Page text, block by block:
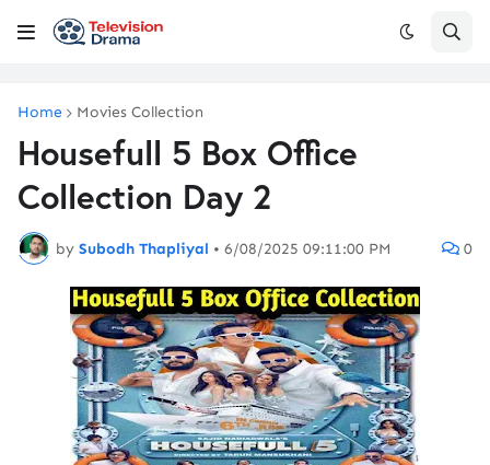
Home Movies Collection
Housefull 5 Box Office
Collection Day 2
by Subodh Thapliyal • 6/08/2025 09:11:00 PM 0